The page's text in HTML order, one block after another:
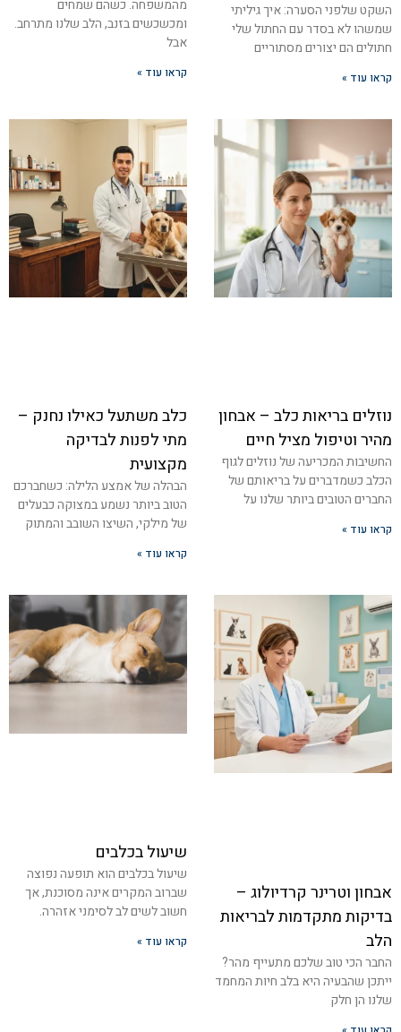
השקט שלפני הסערה: איך גיליתי
שמשהו לא בסדר עם החתול שלי
חתולים הם יצורים מסתוריים
קראו עוד »
מהמשפחה. כשהם שמחים
ומכשכשים בזנב, הלב שלנו מתרחב.
אבל
קראו עוד »
נוזלים בריאות כלב – אבחון
מהיר וטיפול מציל חיים
החשיבות המכריעה של נוזלים לגוף
הכלב כשמדברים על בריאותם של
החברים הטובים ביותר שלנו על
קראו עוד »
כלב משתעל כאילו נחנק –
מתי לפנות לבדיקה
מקצועית
הבהלה של אמצע הלילה: כשחברכם
הטוב ביותר נשמע במצוקה כבעלים
של מילקי, השיצו השובב והמתוק
קראו עוד »
אבחון וטרינר קרדיולוג –
בדיקות מתקדמות לבריאות
הלב
החבר הכי טוב שלכם מתעייף מהר?
ייתכן שהבעיה היא בלב חיות המחמד
שלנו הן חלק
שיעול בכלבים
שיעול בכלבים הוא תופעה נפוצה
שברוב המקרים אינה מסוכנת, אך
חשוב לשים לב לסימני אזהרה.
קראו עוד »